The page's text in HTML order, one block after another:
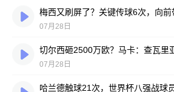
07月28日
07月28日